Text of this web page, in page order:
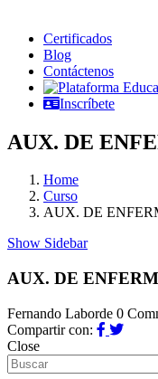
Certificados
Blog
Contáctenos
Inscríbete
AUX. DE
Home
Curso
AUX. DE
Show Sidebar
AUX. DE
Fernando Laborde 0
Compartir con:
Close